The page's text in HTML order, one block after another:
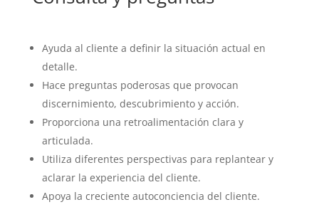
Ayuda al cliente a definir la situación actual en
detalle.
Hace preguntas poderosas que provocan
discernimiento, descubrimiento y acción.
Proporciona una retroalimentación clara y
articulada.
Utiliza diferentes perspectivas para replantear y
aclarar la experiencia del cliente.
Apoya la creciente autoconciencia del cliente.